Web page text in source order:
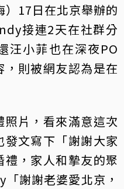
17日在北京舉辦的
接連2天在社群分
汪小菲也在深夜PO
則被網友認為是在
片，看來滿意這次
文寫下「謝謝大家
，家人和摯友的聚
謝謝老婆愛北京，